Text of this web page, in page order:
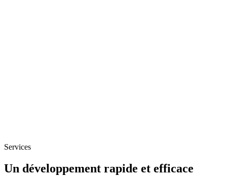
Services
Un développement rapide et efficace